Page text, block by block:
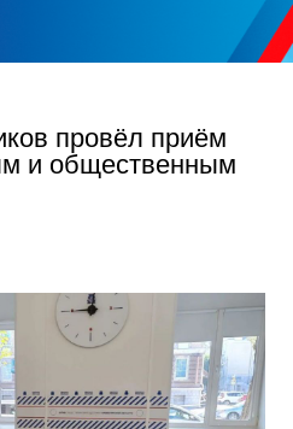
провёл приём
и общественным